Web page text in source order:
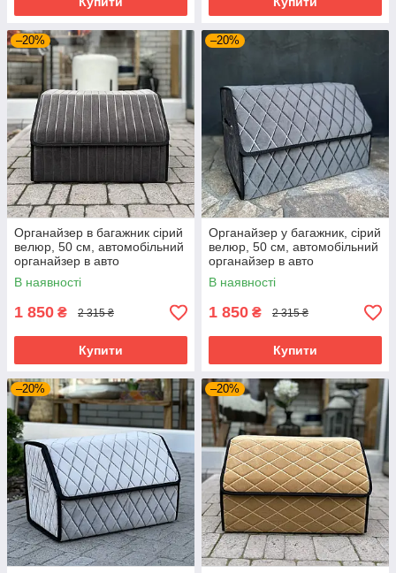
–20%
Органайзер в багажник сірий
велюр, 50 см, автомобільний
органайзер в авто
В наявності
1 850 ₴ 2 315 ₴
Купити
–20%
Органайзер у багажник, сірий
велюр, 50 см, автомобільний
органайзер в авто
В наявності
1 850 ₴ 2 315 ₴
Купити
–20% –20%